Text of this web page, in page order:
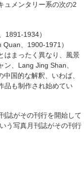
ュメンタリー系の次の2
1891-1934）
、1900-1971）
はまったく異なり、風景
、Lang Jing Shan、
中国的な解釈、いわば、
品も制作され始めてい
誌がその刊行を開始して
う写真月刊誌がその刊行